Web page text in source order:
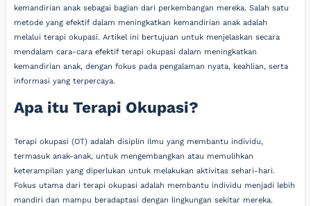
kemandirian anak sebagai bagian dari perkembangan mereka. Salah satu
metode yang efektif dalam meningkatkan kemandirian anak adalah
melalui terapi okupasi. Artikel ini bertujuan untuk menjelaskan secara
mendalam cara-cara efektif terapi okupasi dalam meningkatkan
kemandirian anak, dengan fokus pada pengalaman nyata, keahlian, serta
informasi yang terpercaya.
Apa itu Terapi Okupasi?
Terapi okupasi (OT) adalah disiplin ilmu yang membantu individu,
termasuk anak-anak, untuk mengembangkan atau memulihkan
keterampilan yang diperlukan untuk melakukan aktivitas sehari-hari.
Fokus utama dari terapi okupasi adalah membantu individu menjadi lebih
mandiri dan mampu beradaptasi dengan lingkungan sekitar mereka.